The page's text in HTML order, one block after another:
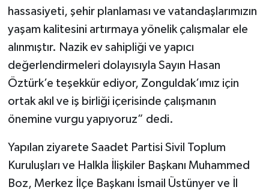
hassasiyeti, şehir planlaması ve vatandaşlarımızın
yaşam kalitesini artırmaya yönelik çalışmalar ele
alınmıştır. Nazik ev sahipliği ve yapıcı
değerlendirmeleri dolayısıyla Sayın Hasan
Öztürk’e teşekkür ediyor, Zonguldak’ımız için
ortak akıl ve iş birliği içerisinde çalışmanın
önemine vurgu yapıyoruz” dedi.
Yapılan ziyarete Saadet Partisi Sivil Toplum
Kuruluşları ve Halkla İlişkiler Başkanı Muhammed
Boz, Merkez İlçe Başkanı İsmail Üstünyer ve İl